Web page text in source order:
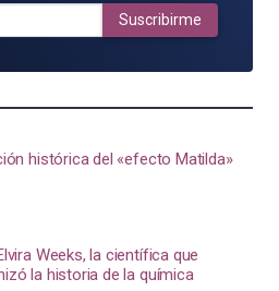
Suscribirme
histórica del «efecto Matilda»
Weeks, la científica que
la historia de la química